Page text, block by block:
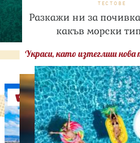
ТЕСТОВЕ
Разкажи ни за
какъв морски
Украси, като изтеглиш нова
Оферти